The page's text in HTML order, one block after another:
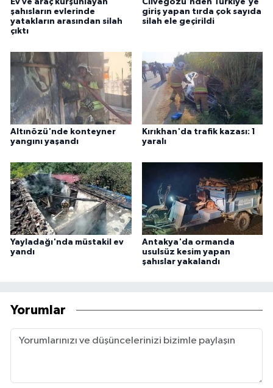
Ev ve araç kurşunlayan
şahısların evlerinde
yatakların arasından silah
çıktı
Cilvegözü'nden Türkiye'ye
giriş yapan tırda çok sayıda
silah ele geçirildi
Altınözü'nde konteyner
yangını yaşandı
Kırıkhan'da trafik kazası: 1
yaralı
Yayladağı'nda müstakil ev
yandı
Antakya'da ormanda
usulsüz kesim yapan
şahıslar yakalandı
Yorumlar